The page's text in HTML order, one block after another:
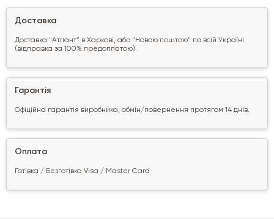
Доставка
Доставка "Атлант" в Харкові, або "Новою поштою" по всій Україні
(відправка за 100% предоплатою).
Гарантія
Офіційна гарантія виробника, обмін/повернення протягом 14 днів.
Оплата
Готівка / Безготівка Visa / Master Card